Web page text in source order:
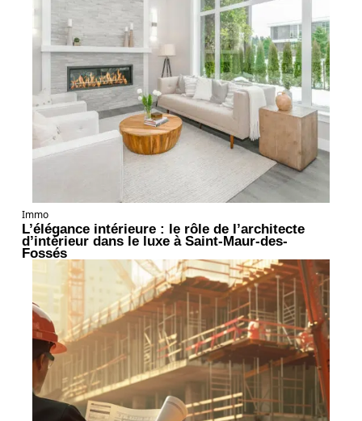
Immo
L’élégance intérieure : le rôle de l’architecte
d’intérieur dans le luxe à Saint-Maur-des-
Fossés